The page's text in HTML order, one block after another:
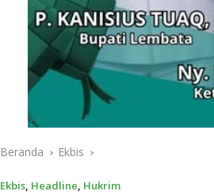
Beranda Ekbis
Ekbis, Headline, Hukrim